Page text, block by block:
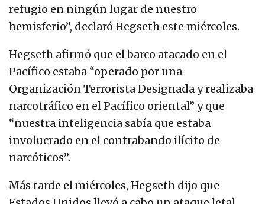
refugio en ningún lugar de nuestro
hemisferio”, declaró Hegseth este miércoles.
Hegseth afirmó que el barco atacado en el
Pacífico estaba “operado por una
Organización Terrorista Designada y realizaba
narcotráfico en el Pacífico oriental” y que
“nuestra inteligencia sabía que estaba
involucrado en el contrabando ilícito de
narcóticos”.
Más tarde el miércoles, Hegseth dijo que